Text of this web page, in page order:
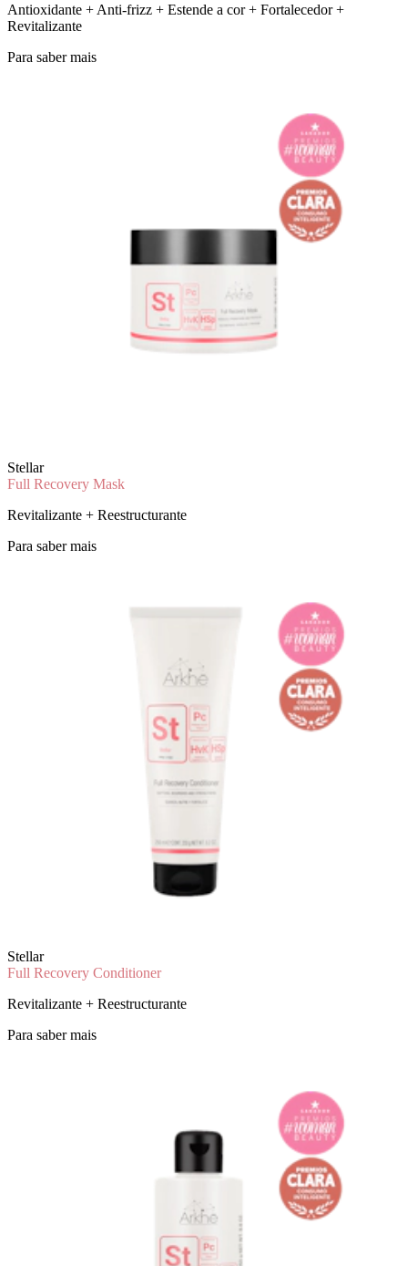
Antioxidante + Anti-frizz + Estende a cor + Fortalecedor +
Revitalizante
Para saber mais
Stellar
Full Recovery Mask
Revitalizante + Reestructurante
Para saber mais
Stellar
Full Recovery Conditioner
Revitalizante + Reestructurante
Para saber mais